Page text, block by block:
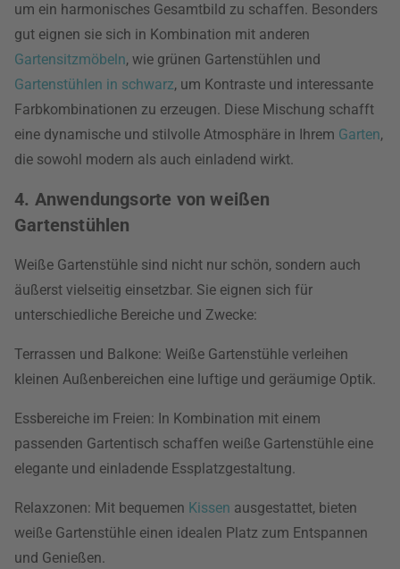
um ein harmonisches Gesamtbild zu schaffen. Besonders
gut eignen sie sich in Kombination mit anderen
Gartensitzmöbeln, wie grünen Gartenstühlen und
Gartenstühlen in schwarz, um Kontraste und interessante
Farbkombinationen zu erzeugen. Diese Mischung schafft
eine dynamische und stilvolle Atmosphäre in Ihrem Garten,
die sowohl modern als auch einladend wirkt.
4. Anwendungsorte von weißen
Gartenstühlen
Weiße Gartenstühle sind nicht nur schön, sondern auch
äußerst vielseitig einsetzbar. Sie eignen sich für
unterschiedliche Bereiche und Zwecke:
Terrassen und Balkone: Weiße Gartenstühle verleihen
kleinen Außenbereichen eine luftige und geräumige Optik.
Essbereiche im Freien: In Kombination mit einem
passenden Gartentisch schaffen weiße Gartenstühle eine
elegante und einladende Essplatzgestaltung.
Relaxzonen: Mit bequemen Kissen ausgestattet, bieten
weiße Gartenstühle einen idealen Platz zum Entspannen
und Genießen.